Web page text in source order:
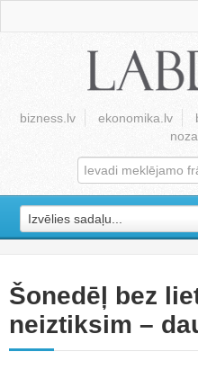
bizness.lv ekonomika.lv
Izvēlies sadaļu...
Šonedēļ bez
neiztiksim –